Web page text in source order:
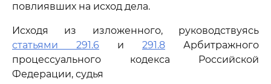
повлиявших на исход дела.
Исходя из изложенного, руководствуясь
статьями 291.6 и 291.8 Арбитражного
процессуального кодекса Российской
Федерации, судья